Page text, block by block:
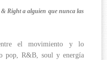
Right a alguien que nunca las
el movimiento y lo
pop, R&B, soul y energía